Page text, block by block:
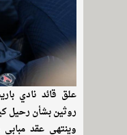
علق قائد نادي
روثين بشأن رحيل
وينتهي عقد